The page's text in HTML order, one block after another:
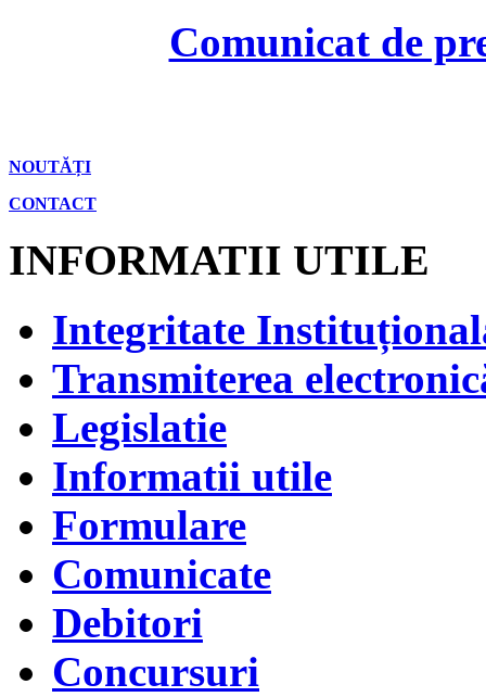
Comunicat de
NOUTĂȚI
CONTACT
INFORMATII UTILE
Integritate
Transmiterea
Legislatie
Informatii utile
Formulare
Comunicate
Debitori
Concursuri